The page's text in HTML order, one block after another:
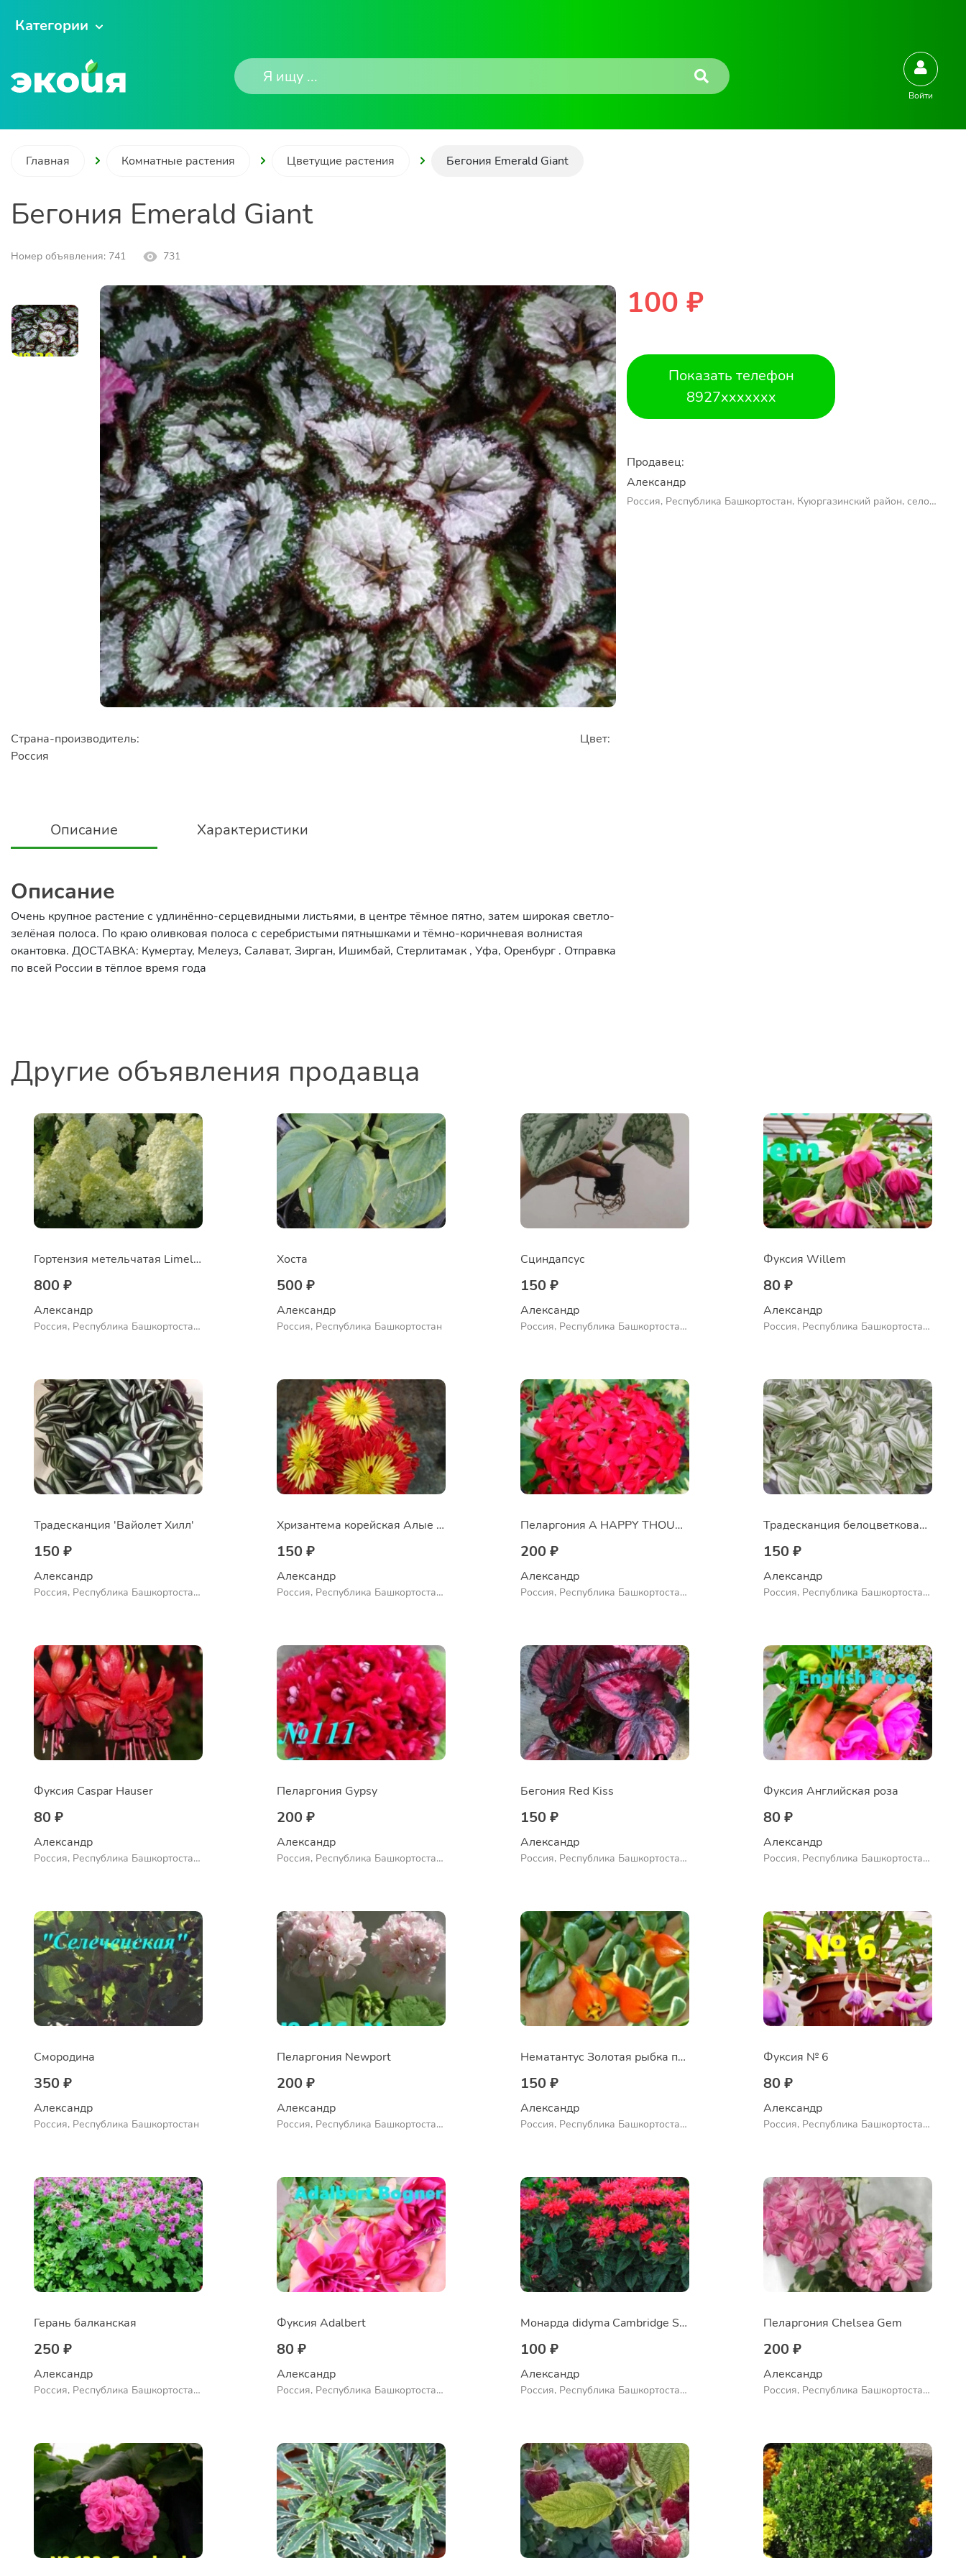
Категории
Войти
Главная Комнатные растения Цветущие растения Бегония Emerald Giant
Бегония Emerald Giant
Номер объявления: 741 731
Страна-производитель:
Россия
Цвет:
Описание Характеристики
Описание
Очень крупное растение с удлинённо-серцевидными листьями, в центре тёмное пятно, затем широкая светло-
зелёная полоса. По краю оливковая полоса с серебристыми пятнышками и тёмно-коричневая волнистая
окантовка. ДОСТАВКА: Кумертау, Мелеуз, Салават, Зирган, Ишимбай, Стерлитамак , Уфа, Оренбург . Отправка
по всей России в тёплое время года
100 ₽
Показать телефон
8927xxxxxxx
Продавец:
Александр
Россия, Республика Башкортостан, Куюргазинский район, село
Другие объявления продавца
Гортензия метельчатая Limelight
800 ₽
Александр
Россия, Республика Башкортостан,
Хоста
500 ₽
Александр
Россия, Республика Башкортостан
Сциндапсус
150 ₽
Александр
Россия, Республика Башкортостан,
Фуксия Willem
80 ₽
Александр
Россия, Республика Башкортостан,
Традесканция 'Вайолет Хилл'
150 ₽
Александр
Россия, Республика Башкортостан,
Хризантема корейская Алые паруса
150 ₽
Александр
Россия, Республика Башкортостан,
Пеларгония A HAPPY THOUGHT RED
200 ₽
Александр
Россия, Республика Башкортостан,
Традесканция белоцветковая сорт "Albovittata"
150 ₽
Александр
Россия, Республика Башкортостан,
Фуксия Caspar Hauser
80 ₽
Александр
Россия, Республика Башкортостан,
Пеларгония Gypsy
200 ₽
Александр
Россия, Республика Башкортостан,
Бегония Red Kiss
150 ₽
Александр
Россия, Республика Башкортостан,
Фуксия Английская роза
80 ₽
Александр
Россия, Республика Башкортостан,
Смородина
350 ₽
Александр
Россия, Республика Башкортостан
Пеларгония Newport
200 ₽
Александр
Россия, Республика Башкортостан,
Нематантус Золотая рыбка пестролистный
150 ₽
Александр
Россия, Республика Башкортостан,
Фуксия № 6
80 ₽
Александр
Россия, Республика Башкортостан,
Герань балканская
250 ₽
Александр
Россия, Республика Башкортостан,
Фуксия Adalbert
80 ₽
Александр
Россия, Республика Башкортостан,
Монарда didyma Cambridge Scarlet
100 ₽
Александр
Россия, Республика Башкортостан,
Пеларгония Chelsea Gem
200 ₽
Александр
Россия, Республика Башкортостан,